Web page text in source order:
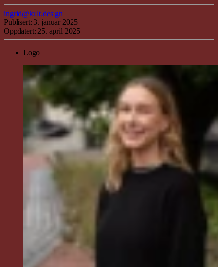
ingrid@kult.design
Publisert: 3. januar 2025
Oppdatert: 25. april 2025
Logo